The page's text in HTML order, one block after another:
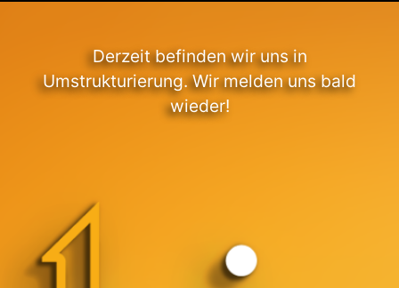
Derzeit befinden wir uns in
Umstrukturierung. Wir melden uns bald
wieder!